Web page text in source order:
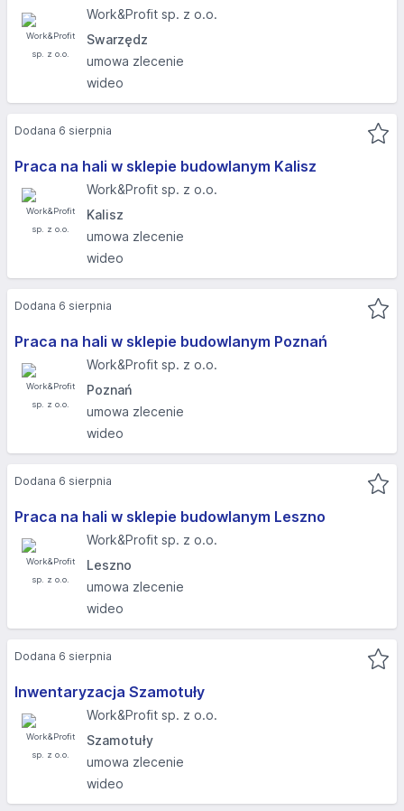
Work&Profit sp. z o.o.
Swarzędz
umowa zlecenie
wideo
Praca na hali w sklepie budowlanym Kalisz
Work&Profit sp. z o.o.
Kalisz
umowa zlecenie
wideo
Dodana 6 sierpnia
Praca na hali w sklepie budowlanym Poznań
Work&Profit sp. z o.o.
Poznań
umowa zlecenie
wideo
Dodana 6 sierpnia
Praca na hali w sklepie budowlanym Leszno
Work&Profit sp. z o.o.
Leszno
umowa zlecenie
wideo
Dodana 6 sierpnia
Inwentaryzacja Szamotuły
Work&Profit sp. z o.o.
Szamotuły
umowa zlecenie
wideo
Dodana 6 sierpnia